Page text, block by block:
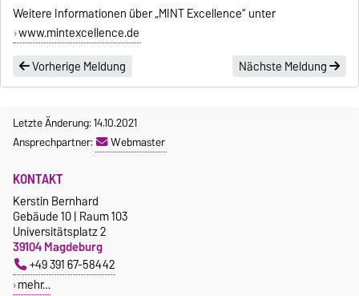
Weitere Informationen über „MINT Excellence“ unter
www.mintexcellence.de
Vorherige Meldung
Nächste Meldung
Letzte Änderung: 14.10.2021
Ansprechpartner:
Webmaster
KONTAKT
Kerstin Bernhard
Gebäude 10 | Raum 103
Universitätsplatz 2
39104 Magdeburg
+49 391 67-58442
mehr…